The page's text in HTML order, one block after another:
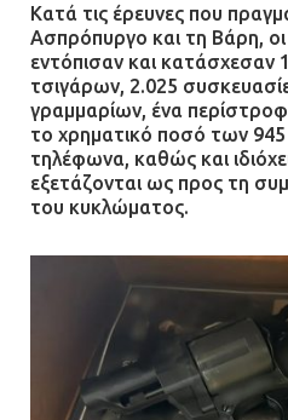
Κατά τις έρευνες που
Ασπρόπυργο και τη Βάρη,
εντόπισαν και κατάσχεσαν
τσιγάρων, 2.025
γραμμαρίων, ένα
το χρηματικό ποσό των 945
τηλέφωνα, καθώς και
εξετάζονται ως προς τη
του κυκλώματος.